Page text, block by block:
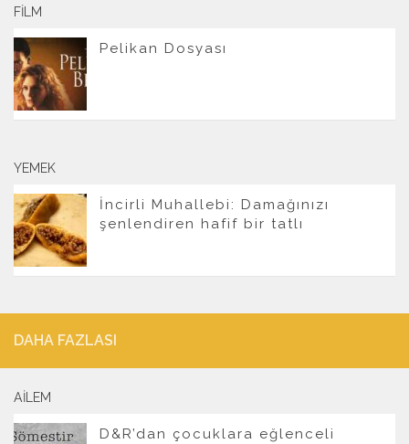
FILM
Pelikan Dosyası
YEMEK
İncirli Muhallebi: Damağınızı
şenlendiren hafif bir tatlı
DAHA FAZLASI
AILEM
D&R’dan çocuklara eğlenceli